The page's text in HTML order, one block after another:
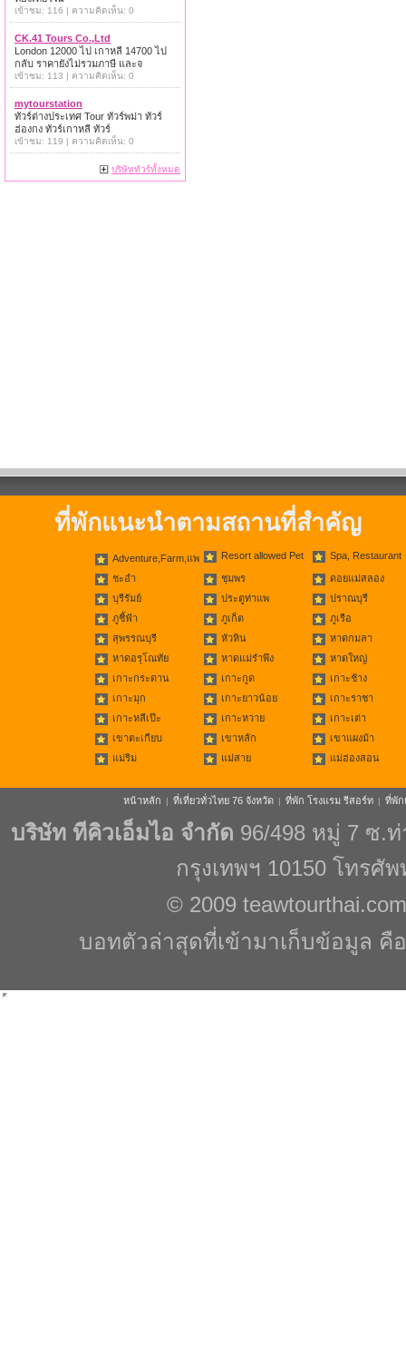
เข้าชม: 116 | ความคิดเห็น: 0
CK.41 Tours Co.,Ltd
London 12000 ไป เกาหลี 14700 ไป
กลับ ราคายังไม่รวมภาษี และจ
เข้าชม: 113 | ความคิดเห็น: 0
mytourstation
ทัวร์ต่างประเทศ Tour ทัวร์พม่า ทัวร์
ฮ่องกง ทัวร์เกาหลี ทัวร์
เข้าชม: 119 | ความคิดเห็น: 0
บริษัททัวร์ทั้งหมด
ที่พักแนะนำตามสถานที่สำคัญ
Adventure,Farm,แพ Resort allowed Pet Spa, Restaurant
ชะอำ ชุมพร
ดอยแม่สลอง
บุรีรัมย์
ประตูท่าแพ
ปราณบุรี
ภูชี้ฟ้า
ภูเก็ต
ภูเรือ
สุพรรณบุรี
หัวหิน
หาดกมลา
หาดอรุโณทัย
หาดแม่รำพึง
หาดใหญ่
เกาะกระดาน
เกาะกูด
เกาะช้าง
เกาะมุก
เกาะยาวน้อย
เกาะราชา
เกาะหลีเป๊ะ
เกาะหวาย
เกาะเต่า
เขาตะเกียบ
เขาหลัก
เขาแผงม้า
แม่ริม
แม่สาย แม่ฮ่องสอน
หน้าหลัก | ที่เที่ยวทั่วไทย 76 จังหวัด | ที่พัก โรงแรม รีสอร์ท | ที่พัก
บริษัท ทีคิวเอ็มไอ จำกัด 96/498 หมู่ 7 ซ.
กรุงเทพฯ 10150 โทรศั
© 2009 teawtourthai.com
บอทตัวล่าสุดที่เข้ามาเก็บข้อมูล คือ